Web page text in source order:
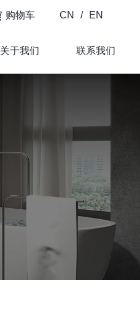
关于我们 联系我们
购物车 CN / EN